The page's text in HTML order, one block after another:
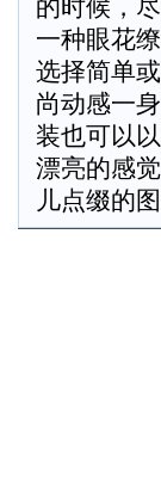
的时候，
一种眼花
选择简单
尚动感一
装也可以
漂亮的感
儿点缀的